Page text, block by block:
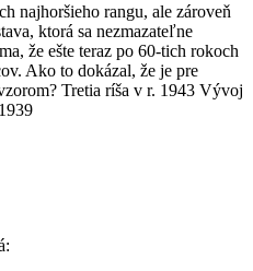
najhoršieho rangu, ale zároveň
ktorá sa nezmazateľne
že ešte teraz po 60-tich rokoch
Ako to dokázal, že je pre
Tretia ríša v r. 1943 Vývoj